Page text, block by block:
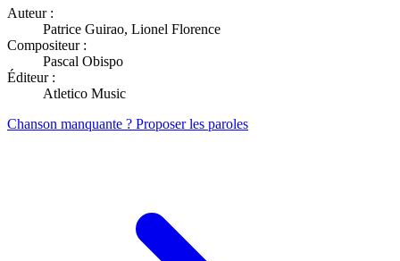
Auteur :
Patrice Guirao, Lionel Florence
Compositeur :
Pascal Obispo
Éditeur :
Atletico Music
Chanson manquante ? Proposer les paroles